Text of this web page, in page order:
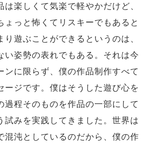
は楽しくて気楽で軽やかだけど、
ょっと怖くてリスキーでもあると
り遊ぶことができるというのは、
い姿勢の表れでもある。それは今
ンに限らず、僕の作品制作すべて
ージです。僕はそうした遊び心を
過程そのものを作品の一部にして
試みを実践してきました。世界は
混沌としているのだから、僕の作